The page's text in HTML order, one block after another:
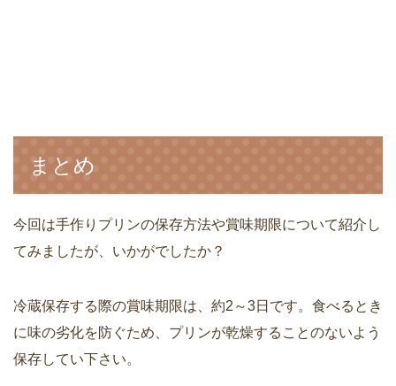
まとめ
今回は手作りプリンの保存方法や賞味期限について紹介し
てみましたが、いかがでしたか？
冷蔵保存する際の賞味期限は、約2～3日です。食べるとき
に味の劣化を防ぐため、プリンが乾燥することのないよう
保存してい下さい。